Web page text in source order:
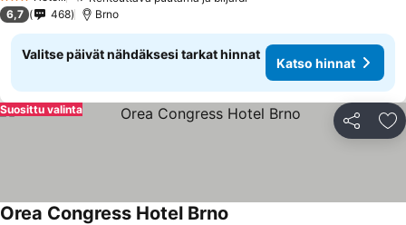
3 Tähtiluokitus
6,7 468 Brno
Valitse päivät nähdäksesi tarkat hinnat
Katso hinnat
Jaa
Suosittu valinta
Orea Congress Hotel Brno